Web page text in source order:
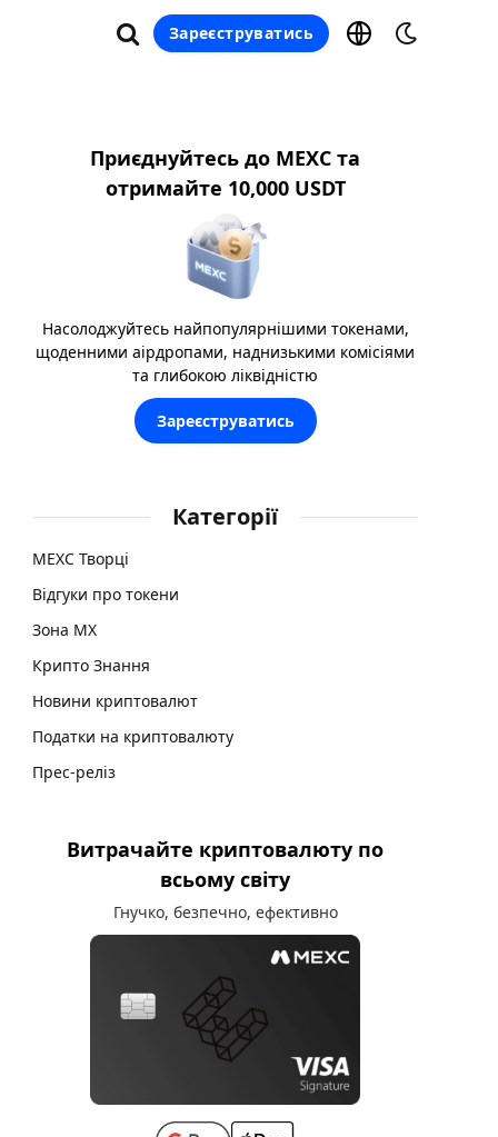
Зареєструватись
Приєднуйтесь до MEXC та
отримайте 10,000 USDT
Насолоджуйтесь найпопулярнішими токенами,
щоденними аірдропами, наднизькими комісіями
та глибокою ліквідністю
Зареєструватись
Категорії
MEXC Творці
Відгуки про токени
Зона MX
Крипто Знання
Новини криптовалют
Податки на криптовалюту
Прес-реліз
Витрачайте криптовалюту по
всьому світу
Гнучко, безпечно, ефективно